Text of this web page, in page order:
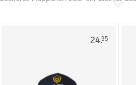
24.95